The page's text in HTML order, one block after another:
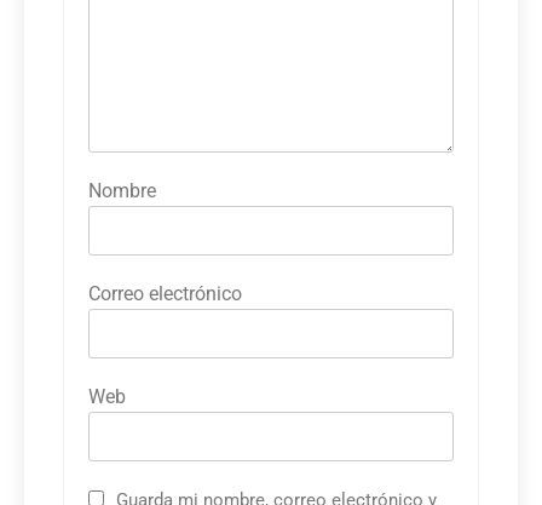
Nombre
Correo electrónico
Web
Guarda mi nombre, correo electrónico y